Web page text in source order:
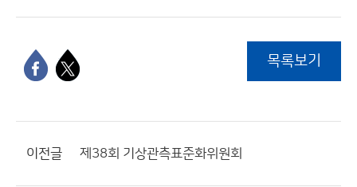
목록보기
이전글 제38회 기상관측표준화위원회